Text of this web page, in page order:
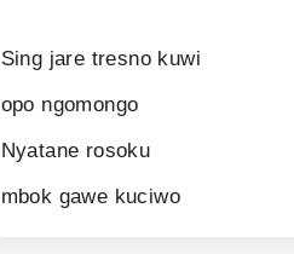
Sing jare tresno kuwi
opo ngomongo
Nyatane rosoku
mbok gawe kuciwo